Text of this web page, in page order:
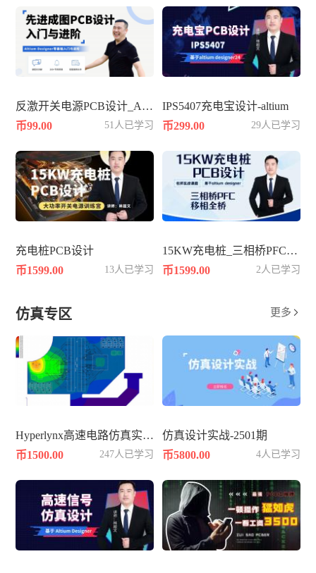
反激开关电源PCB设计_AD25
币99.00
51人已学习
IPS5407充电宝设计-altium
币299.00
29人已学习
充电桩PCB设计
币1599.00
13人已学习
15KW充电桩_三相桥PFC_移相全桥
币1599.00
2人已学习
仿真专区 更多 
Hyperlynx高速电路仿真实战知识
币1500.00
247人已学习
仿真设计实战-2501期
币5800.00
4人已学习